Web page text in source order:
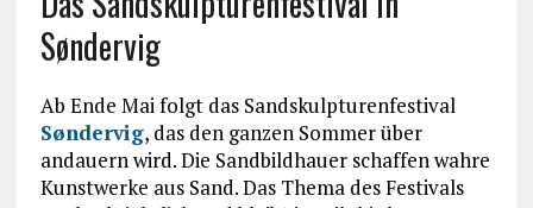
Søndervig
Ab Ende Mai folgt das Sandskulpturenfestival
Søndervig, das den ganzen Sommer über
andauern wird. Die Sandbildhauer schaffen wahre
Kunstwerke aus Sand. Das Thema des Festivals